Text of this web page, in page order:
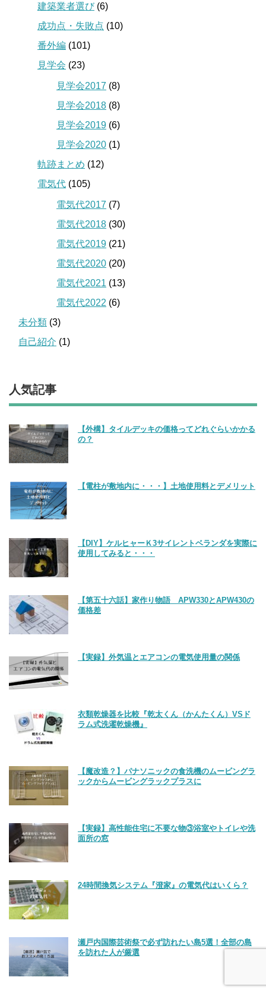
建築業者選び(6)
成功点・失敗点 (10)
番外編 (101)
見学会 (23)
見学会2017 (8)
見学会2018 (8)
見学会2019 (6)
見学会2020 (1)
軌跡まとめ (12)
電気代 (105)
電気代2017 (7)
電気代2018 (30)
電気代2019 (21)
電気代2020 (20)
電気代2021 (13)
電気代2022 (6)
未分類 (3)
自己紹介 (1)
人気記事
【外構】タイルデッキの価格ってどれぐらいかかる
の？
【電柱が敷地内に・・・】土地使用料とデメリット
【DIY】ケルヒャーＫ3サイレントベランダを実際に
使用してみると・・・
【第五十六話】家作り物語 APW330とAPW430の
価格差
【実録】外気温とエアコンの電気使用量の関係
衣類乾燥器を比較『乾太くん（かんたくん）VSド
ラム式洗濯乾燥機』
【魔改造？】パナソニックの食洗機のムービングラ
ックからムービングラックプラスに
【実録】高性能住宅に不要な物③浴室やトイレや洗
面所の窓
24時間換気システム『澄家』の電気代はいくら？
瀬戸内国際芸術祭で必ず訪れたい島5選！全部の島
を訪れた人が厳選